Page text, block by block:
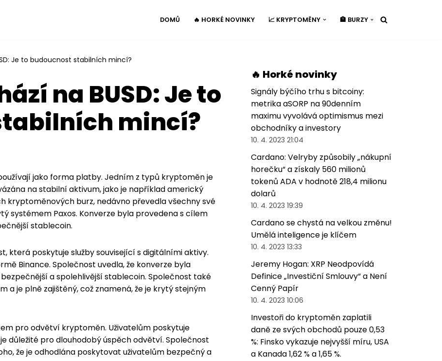
DOMŮ 🔥 HORKÉ NOVINKY 📈 KRYPTOMĚNY 🏦 BURZY
Je to budoucnost stabilních mincí?
na BUSD: Je to
mincí?
jako forma platby. Jedním z typů kryptoměn je
na stabilní aktivum, jako je například americký
kryptoměnových burz, nedávno převedla všechny své
systémem Paxos. Konverze byla provedena s cílem
stablecoin.
která poskytuje služby související s digitálními aktivy.
Binance. Společnost uvedla, že konverze byla
a spolehlivější stablecoin. Společnost také
a je plně zajištěný, což znamená, že je krytý stejným
pro odvětví kryptoměn. Uživatelům poskytuje
důležité pro dlouhodobý úspěch odvětví. Společnost
že je odhodlána poskytovat uživatelům bezpečný a
🔥 Horké novinky
Signály býčího trhu s bitcoiny:
metrika aSORP na 90denním
maximu vyvolává optimismus mezi
obchodníky a investory
10. 4. 2023 21:04
Cardano: Velryby způsobily „nákupní
horečku“ a získaly 560 milionů
tokenů ADA v hodnotě 218,4 milionu
dolarů
10. 4. 2023 19:39
Cardano se chystá na velkou změnu!
Umělá inteligence je klíčem
10. 4. 2023 13:33
Jeremy Hogan: XRP Neodpovídá
Definice „Investiční Smlouvy“ a Není
Cenný Papír
10. 4. 2023 10:06
Investoři do kryptoměn zaplatili
daně ze svých obchodů pouze 0,53
%: Finsko vykazuje nejvyšší míru, USA
a Kanada 1,62 % a 1,65 %.